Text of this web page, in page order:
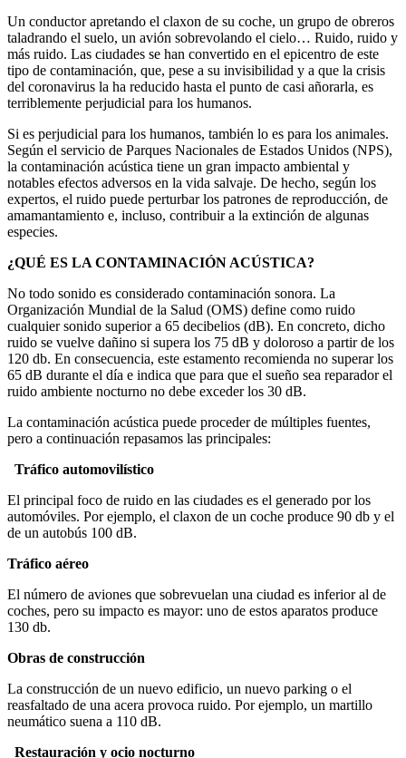
Un conductor apretando el claxon de su coche, un grupo de obreros
taladrando el suelo, un avión sobrevolando el cielo… Ruido, ruido y
más ruido. Las ciudades se han convertido en el epicentro de este
tipo de contaminación, que, pese a su invisibilidad y a que la crisis
del coronavirus la ha reducido hasta el punto de casi añorarla, es
terriblemente perjudicial para los humanos.
Si es perjudicial para los humanos, también lo es para los animales.
Según el servicio de Parques Nacionales de Estados Unidos (NPS),
la contaminación acústica tiene un gran impacto ambiental y
notables efectos adversos en la vida salvaje. De hecho, según los
expertos, el ruido puede perturbar los patrones de reproducción, de
amamantamiento e, incluso, contribuir a la extinción de algunas
especies.
¿QUÉ ES LA CONTAMINACIÓN ACÚSTICA?
No todo sonido es considerado contaminación sonora. La
Organización Mundial de la Salud (OMS) define como ruido
cualquier sonido superior a 65 decibelios (dB). En concreto, dicho
ruido se vuelve dañino si supera los 75 dB y doloroso a partir de los
120 db. En consecuencia, este estamento recomienda no superar los
65 dB durante el día e indica que para que el sueño sea reparador el
ruido ambiente nocturno no debe exceder los 30 dB.
La contaminación acústica puede proceder de múltiples fuentes,
pero a continuación repasamos las principales:
Tráfico automovilístico
El principal foco de ruido en las ciudades es el generado por los
automóviles. Por ejemplo, el claxon de un coche produce 90 db y el
de un autobús 100 dB.
Tráfico aéreo
El número de aviones que sobrevuelan una ciudad es inferior al de
coches, pero su impacto es mayor: uno de estos aparatos produce
130 db.
Obras de construcción
La construcción de un nuevo edificio, un nuevo parking o el
reasfaltado de una acera provoca ruido. Por ejemplo, un martillo
neumático suena a 110 dB.
Restauración y ocio nocturno